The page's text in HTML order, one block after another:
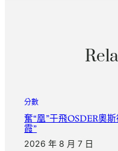
分數
奮“凰”于飛OSDER奧
霞”
2026 年 8 月 7 日